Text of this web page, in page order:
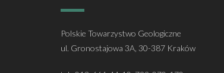
Polskie Towarzystwo Geologiczne
ul. Gronostajowa 3A, 30-387 Kraków